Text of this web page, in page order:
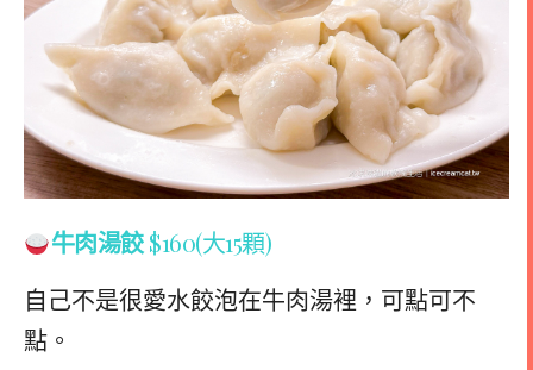
牛肉湯餃$160(大15顆)
自己不是很愛水餃泡在牛肉湯裡，可點可不
點。